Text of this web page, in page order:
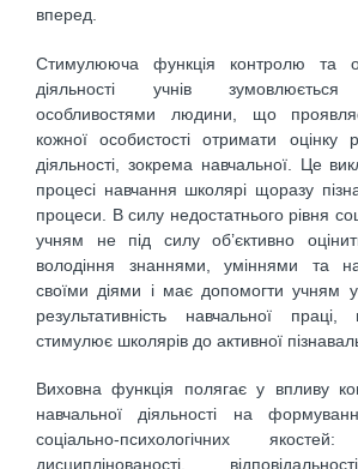
вперед.
Стимулююча функція контролю та
діяльності учнів зумовлюється
особливостями людини, що
кожної особистості отримати оцінку
діяльності, зокрема навчальної. Це
процесі навчання школярі щоразу
процеси. В силу недостатнього рівня
учням не під силу об’єктивно
володіння знаннями, уміннями та
своїми діями і має допомогти учням
результативність навчальної
стимулює школярів до активної
Виховна функція полягає у впливу
навчальної діяльності на
соціально-психологічних якостей:
дисциплінованості,